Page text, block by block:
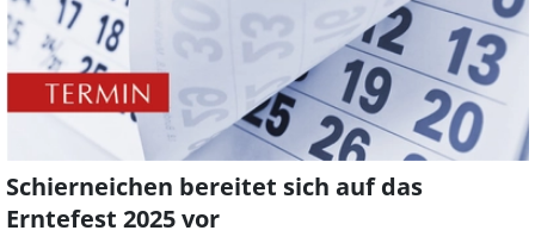
Schierneichen bereitet sich auf das
Erntefest 2025 vor